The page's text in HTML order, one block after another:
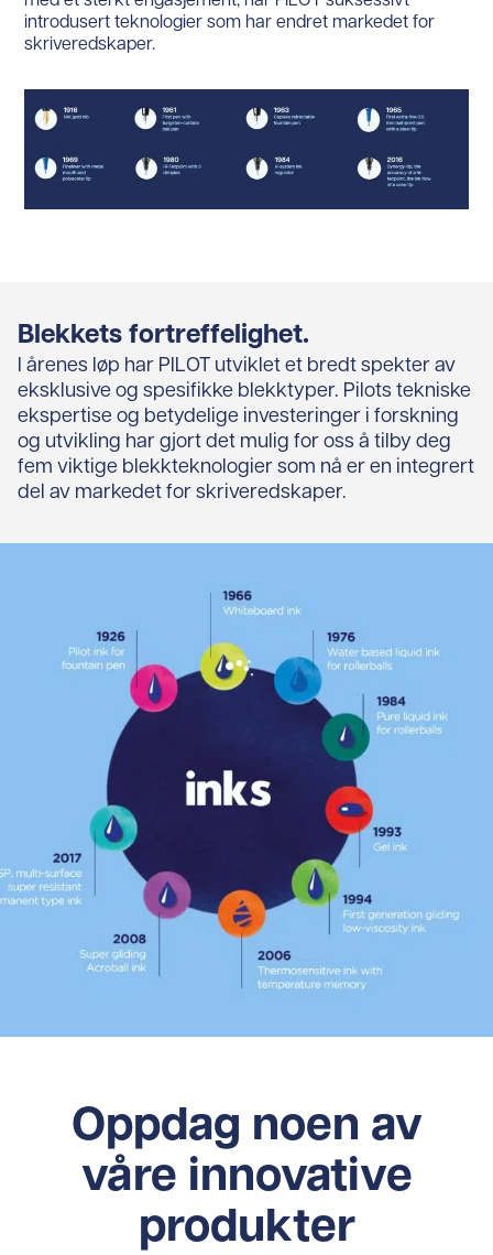
introdusert teknologier som har endret markedet for
skriveredskaper.
Blekkets fortreffelighet.
I årenes løp har PILOT utviklet et bredt spekter av
eksklusive og spesifikke blekktyper. Pilots tekniske
ekspertise og betydelige investeringer i forskning
og utvikling har gjort det mulig for oss å tilby deg
fem viktige blekkteknologier som nå er en integrert
del av markedet for skriveredskaper.
Oppdag noen av
våre innovative
produkter